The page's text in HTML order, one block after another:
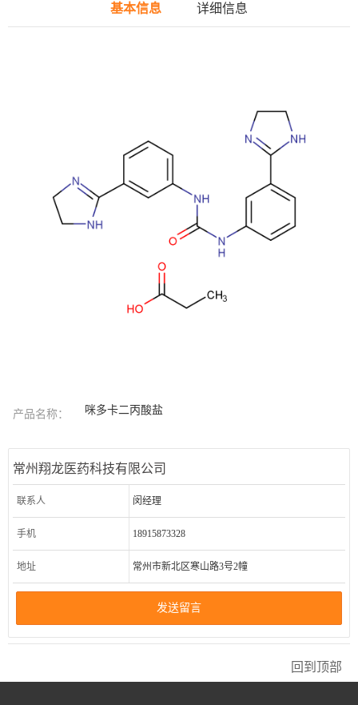
基本信息 详细信息
产品名称： 咪多卡二丙酸盐
常州翔龙医药科技有限公司
联系人 闵经理
手机 18915873328
地址 常州市新北区寒山路3号2幢
发送留言
回到顶部